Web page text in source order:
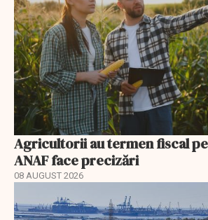
Agricultorii au termen fiscal pe
ANAF face precizări
08 AUGUST 2026